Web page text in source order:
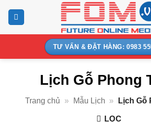
TƯ VẤN & ĐẶT HÀNG: 0983
Lịch Gỗ Phong
Trang chủ » Mẫu Lịch » Lịch Gỗ
LỌC